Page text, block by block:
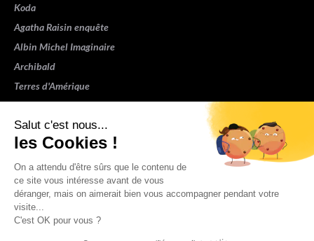
Salut c'est nous...
les Cookies !
On a attendu d'être sûrs que le contenu de
ce site vous intéresse avant de vous
déranger, mais on aimerait bien vous accompagner pendant votre
visite...
C'est OK pour vous ?
Koda
Agatha Raisin enquête
Albin Michel Imaginaire
Archibald
Terres d'Amérique
Espaces Libres Poche
NOX
Wiz
Voir toutes les collections
Nous suivre